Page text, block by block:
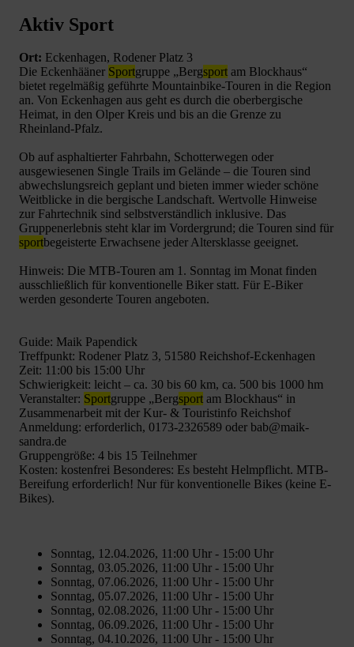
Aktiv Sport
Ort: Eckenhagen, Rodener Platz 3
Die Eckenhääner Sportgruppe „Bergsport am Blockhaus“
bietet regelmäßig geführte Mountainbike-Touren in die Region
an. Von Eckenhagen aus geht es durch die oberbergische
Heimat, in den Olper Kreis und bis an die Grenze zu
Rheinland-Pfalz.
Ob auf asphaltierter Fahrbahn, Schotterwegen oder
ausgewiesenen Single Trails im Gelände – die Touren sind
abwechslungsreich geplant und bieten immer wieder schöne
Weitblicke in die bergische Landschaft. Wertvolle Hinweise
zur Fahrtechnik sind selbstverständlich inklusive. Das
Gruppenerlebnis steht klar im Vordergrund; die Touren sind für
sportbegeisterte Erwachsene jeder Altersklasse geeignet.
Hinweis: Die MTB-Touren am 1. Sonntag im Monat finden
ausschließlich für konventionelle Biker statt. Für E-Biker
werden gesonderte Touren angeboten.
Guide: Maik Papendick
Treffpunkt: Rodener Platz 3, 51580 Reichshof-Eckenhagen
Zeit: 11:00 bis 15:00 Uhr
Schwierigkeit: leicht – ca. 30 bis 60 km, ca. 500 bis 1000 hm
Veranstalter: Sportgruppe „Bergsport am Blockhaus“ in
Zusammenarbeit mit der Kur- & Touristinfo Reichshof
Anmeldung: erforderlich, 0173-2326589 oder bab@maik-
sandra.de
Gruppengröße: 4 bis 15 Teilnehmer
Kosten: kostenfrei Besonderes: Es besteht Helmpflicht. MTB-
Bereifung erforderlich! Nur für konventionelle Bikes (keine E-
Bikes).
Sonntag, 12.04.2026, 11:00 Uhr - 15:00 Uhr
Sonntag, 03.05.2026, 11:00 Uhr - 15:00 Uhr
Sonntag, 07.06.2026, 11:00 Uhr - 15:00 Uhr
Sonntag, 05.07.2026, 11:00 Uhr - 15:00 Uhr
Sonntag, 02.08.2026, 11:00 Uhr - 15:00 Uhr
Sonntag, 06.09.2026, 11:00 Uhr - 15:00 Uhr
Sonntag, 04.10.2026, 11:00 Uhr - 15:00 Uhr